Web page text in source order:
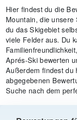
Hier findest du die
Mountain, die
du das Skigebiet
viele Felder aus. Du
Aprés-Ski bewerten
Außerdem findest du
abgegebenen
Suche nach dem